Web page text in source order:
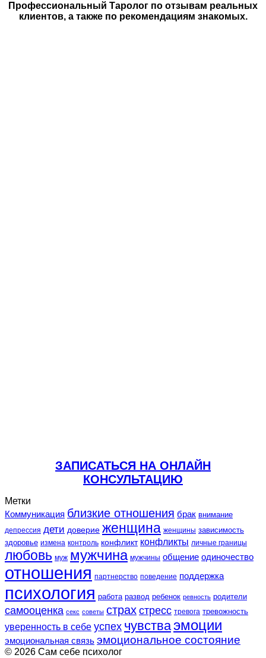
Профессиональный Таролог по отзывам реальных
клиентов, а также по рекомендациям знакомых.
ЗАПИСАТЬСЯ НА ОНЛАЙН
КОНСУЛЬТАЦИЮ
Метки
Коммуникация близкие отношения брак внимание
депрессия дети доверие женщина женщины зависимость
здоровье измена контроль конфликт конфликты личные границы
любовь муж мужчина мужчины общение одиночество
отношения партнерство поведение поддержка
психология работа развод ребенок ревность родители
самооценка секс советы страхстресс тревога тревожность
уверенность в себе успех чувстваэмоции
эмоциональная связь эмоциональное состояние
© 2026 Сам себе психолог